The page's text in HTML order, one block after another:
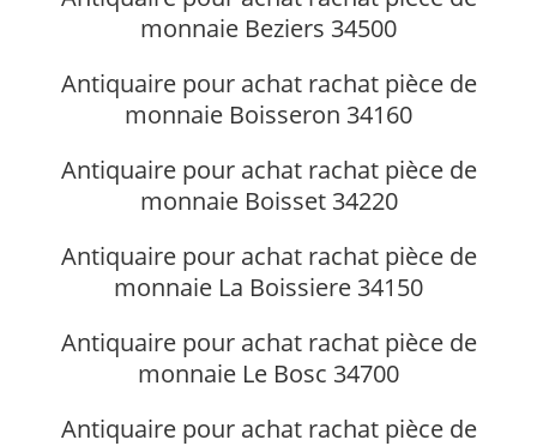
monnaie Beziers 34500
Antiquaire pour achat rachat pièce de
monnaie Boisseron 34160
Antiquaire pour achat rachat pièce de
monnaie Boisset 34220
Antiquaire pour achat rachat pièce de
monnaie La Boissiere 34150
Antiquaire pour achat rachat pièce de
monnaie Le Bosc 34700
Antiquaire pour achat rachat pièce de